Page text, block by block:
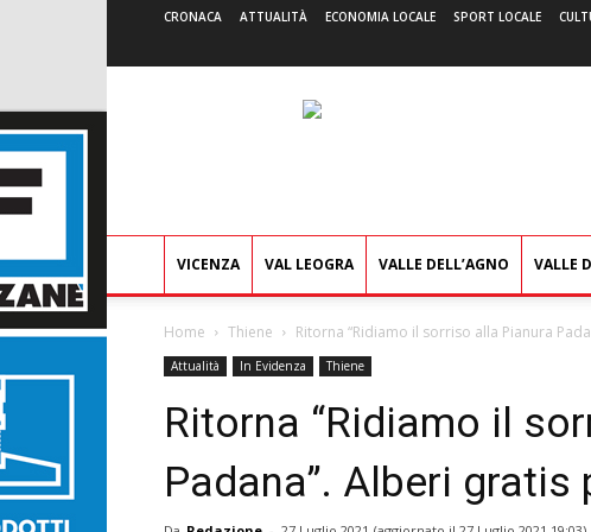
CRONACA ATTUALITÀ ECONOMIA LOCALE SPORT LOCALE
VICENZA VAL LEOGRA VALLE DELL’AGNO VALLE
Home Thiene Ritorna “Ridiamo il sorriso alla Pianura
Attualità In Evidenza Thiene
Ritorna “Ridiamo il
Padana”. Alberi gratis